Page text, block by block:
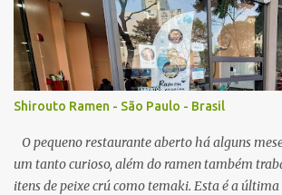
o
s
Shirouto Ramen - São Paulo - Brasil
O pequeno restaurante aberto há alguns
um tanto curioso, além do ramen também
itens de peixe crú como temaki. Esta é a